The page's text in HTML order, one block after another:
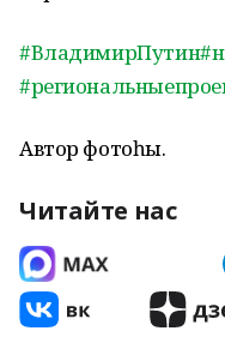
#ВладимирПутин
Автор фотоһы.
Читайте нас